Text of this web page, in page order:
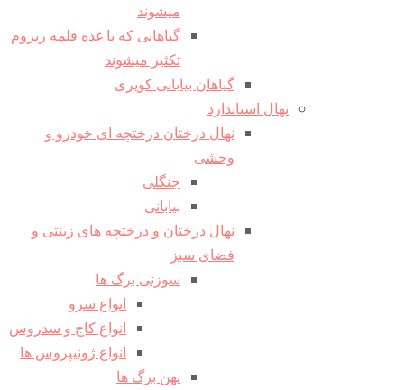
میشوند
گیاهانی که با غده قلمه ریزوم
تکثیر میشوند
گیاهان بیابانی کویری
نهال استاندارد
نهال درختان درختچه ای خودرو و
وحشی
جنگلی
بیابانی
نهال درختان و درختچه های زینتی و
فضای سبز
سوزنی برگ ها
انواع سرو
انواع کاج و سدروس
انواع ژونیپروس ها
پهن برگ ها